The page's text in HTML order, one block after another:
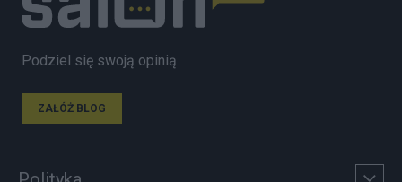
Podziel się swoją opinią
ZAŁÓŻ BLOG